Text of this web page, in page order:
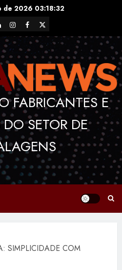
de 2026 03:18:33
Instagram
Facebook
X
FABRICANTES E
SETOR DE
SIMPLICIDADE COM